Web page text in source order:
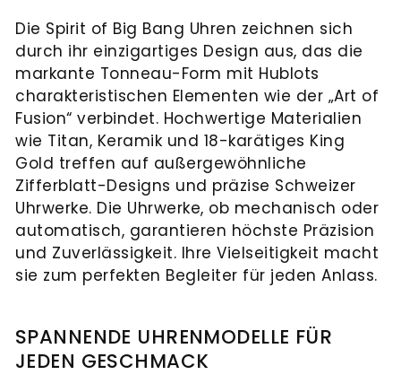
Die Spirit of Big Bang Uhren zeichnen sich
durch ihr einzigartiges Design aus, das die
markante Tonneau-Form mit Hublots
charakteristischen Elementen wie der „Art of
Fusion“ verbindet. Hochwertige Materialien
wie Titan, Keramik und 18-karätiges King
Gold treffen auf außergewöhnliche
Zifferblatt-Designs und präzise Schweizer
Uhrwerke. Die Uhrwerke, ob mechanisch oder
automatisch, garantieren höchste Präzision
und Zuverlässigkeit. Ihre Vielseitigkeit macht
sie zum perfekten Begleiter für jeden Anlass.
SPANNENDE UHRENMODELLE FÜR
JEDEN GESCHMACK